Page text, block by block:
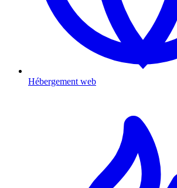
Hébergement web